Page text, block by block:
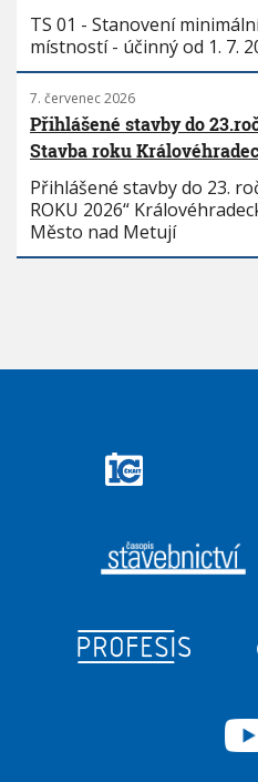
TS 01 - Stanovení
místností - účinný od 1. 7.
7. červenec 2026
Přihlášené stavby do
Stavba roku
Přihlášené stavby do 23.
ROKU 2026“
Město nad Metují